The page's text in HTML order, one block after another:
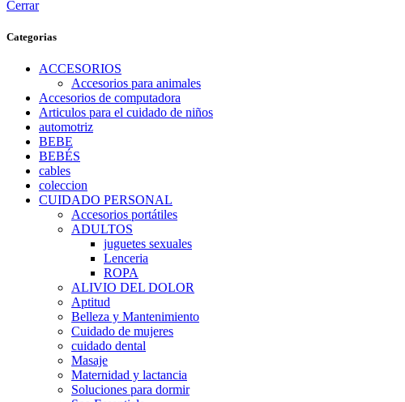
Cerrar
Categorias
ACCESORIOS
Accesorios para animales
Accesorios de computadora
Articulos para el cuidado de niños
automotriz
BEBE
BEBÉS
cables
coleccion
CUIDADO PERSONAL
Accesorios portátiles
ADULTOS
juguetes sexuales
Lenceria
ROPA
ALIVIO DEL DOLOR
Aptitud
Belleza y Mantenimiento
Cuidado de mujeres
cuidado dental
Masaje
Maternidad y lactancia
Soluciones para dormir